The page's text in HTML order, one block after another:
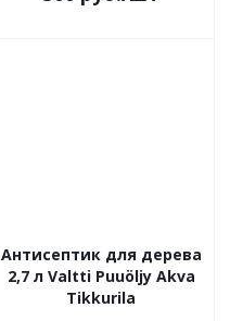
Антисептик для дерева
2,7 л Valtti Puuöljy Akva
Tikkurila